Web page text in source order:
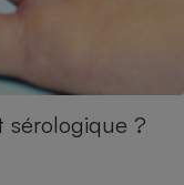
sérologique ?